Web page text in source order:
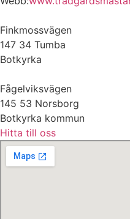
Finkmossvägen
147 34 Tumba
Botkyrka
Fågelviksvägen
145 53 Norsborg
Botkyrka kommun
Hitta till oss